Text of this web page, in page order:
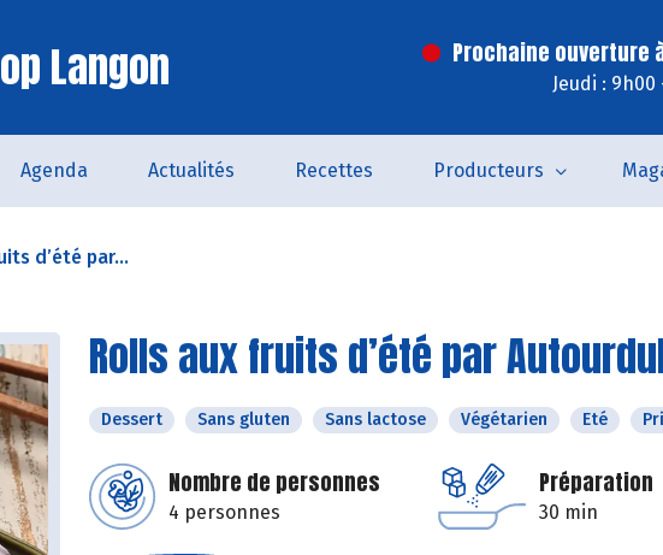
Langon Prochaine ouverture
Jeudi : 9h00
Agenda Actualités Recettes Producteurs
d’été par...
Rolls aux fruits d’été par
Dessert Sans gluten Sans lactose Végétarien Eté
Nombre de personnes
4 personnes
Préparation
30 min